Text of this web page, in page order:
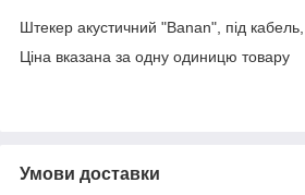
Штекер акустичний "Banan", під
Ціна вказана за одну одиницю товару
Умови доставки